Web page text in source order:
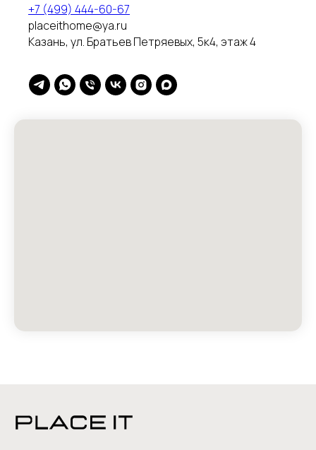
+7 (499) 444-60-67
placeithome@ya.ru
Казань, ул. Братьев Петряевых, 5к4, этаж 4